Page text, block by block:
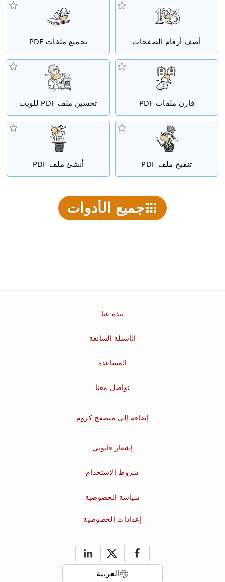
أضف أرقام الصفحات تجميع ملفات PDF
قارن ملفات PDF تحسين ملف PDF للويب
تنقيح ملف PDF أنشئ ملف PDF
جميع الأدوات
نبذة عنا
الأسئلة الشائعة
المساعدة
تواصل معنا
إضافة إلى متصفح كروم
إشعار قانوني
شروط الاستخدام
سياسة الخصوصية
إعدادات الخصوصية
العربية